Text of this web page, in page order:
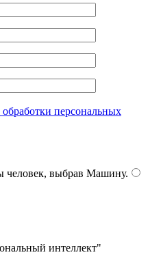
персональных
человек, выбрав Машину.
интеллект"